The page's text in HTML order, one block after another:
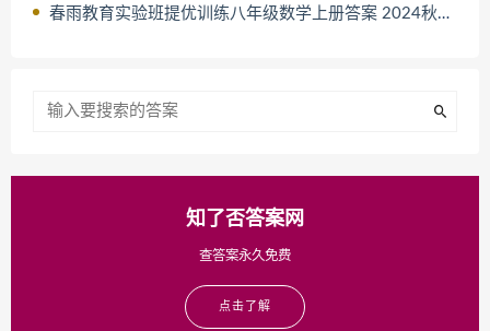
春雨教育实验班提优训练八年级数学上册答案 2024秋江苏人民出版
知了否答案网
查答案永久免费
点击了解